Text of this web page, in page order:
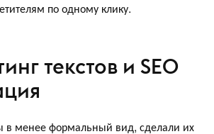
по одному клику.
текстов и SEO
в менее формальный вид, сделали их